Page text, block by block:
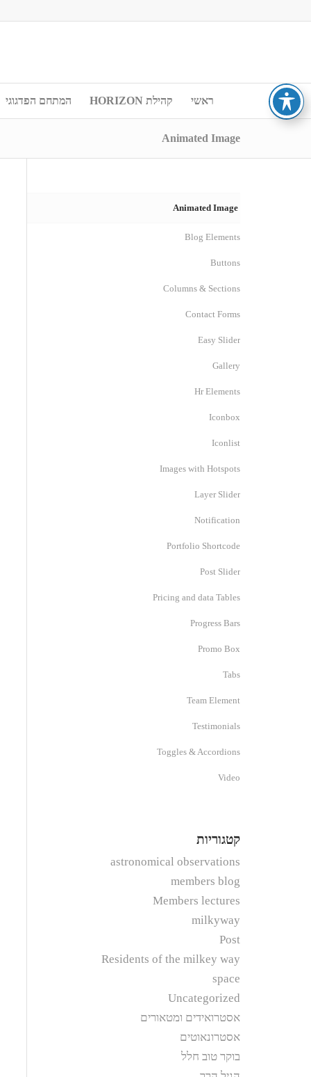
ראשי קהילת HORIZON המתחם הפדגוגי
Animated Image
Animated Image
Blog Elements
Buttons
Columns & Sections
Contact Forms
Easy Slider
Gallery
Hr Elements
Iconbox
Iconlist
Images with Hotspots
Layer Slider
Notification
Portfolio Shortcode
Post Slider
Pricing and data Tables
Progress Bars
Promo Box
Tabs
Team Element
Testimonials
Toggles & Accordions
Video
קטגוריות
astronomical observations
members blog
Members lectures
milkyway
Post
Residents of the milkey way
space
Uncategorized
אסטרואידים ומטאורים
אסטרונאוטים
בוקר טוב חלל